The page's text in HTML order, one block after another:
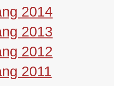
2014
2013
2012
2011